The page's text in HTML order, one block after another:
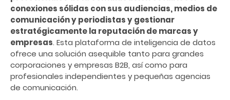
conexiones sólidas con sus audiencias, medios de
comunicación y periodistas y gestionar
estratégicamente la reputación de marcas y
empresas. Esta plataforma de inteligencia de datos
ofrece una solución asequible tanto para grandes
corporaciones y empresas B2B, así como para
profesionales independientes y pequeñas agencias
de comunicación.